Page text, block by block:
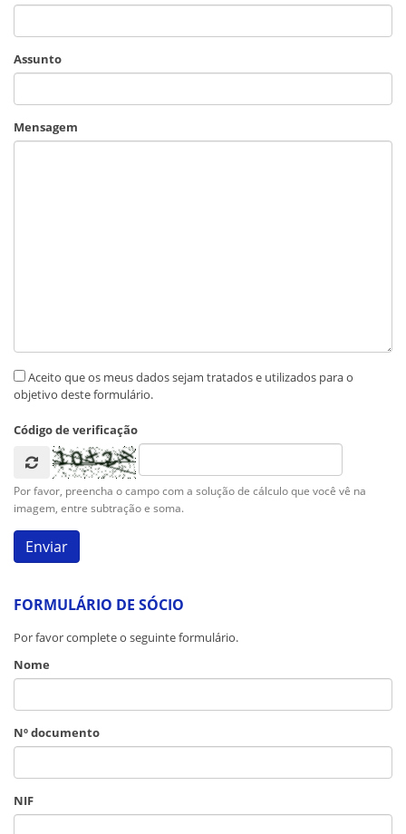
Assunto
Mensagem
Aceito que os meus dados sejam tratados e utilizados para o
objetivo deste formulário.
Código de verificação
Por favor, preencha o campo com a solução de cálculo que você vê na
imagem, entre subtração e soma.
FORMULÁRIO DE SÓCIO
Por favor complete o seguinte formulário.
Nome
Nº documento
NIF